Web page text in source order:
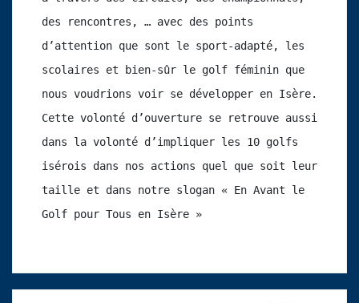
des rencontres, … avec des points
d’attention que sont le sport-adapté, les
scolaires et bien-sûr le golf féminin que
nous voudrions voir se développer en Isère.
Cette volonté d’ouverture se retrouve aussi
dans la volonté d’impliquer les 10 golfs
isérois dans nos actions quel que soit leur
taille et dans notre slogan « En Avant le
Golf pour Tous en Isère »